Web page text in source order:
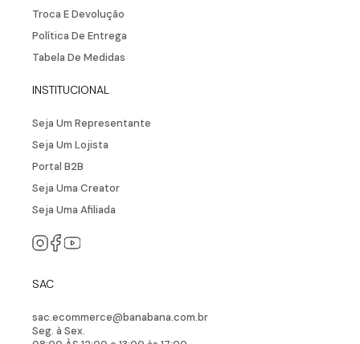
Troca E Devolução
Política De Entrega
Tabela De Medidas
INSTITUCIONAL
Seja Um Representante
Seja Um Lojista
Portal B2B
Seja Uma Creator
Seja Uma Afiliada
SAC
sac.ecommerce@banabana.com.br
Seg. à Sex.